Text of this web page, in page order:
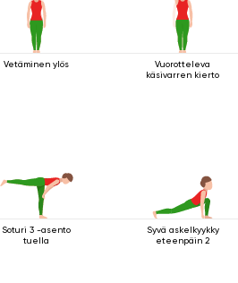
Vetäminen ylös
Vuorotteleva
käsivarren kierto
Soturi 3 -asento
tuella
Syvä askelkyykky
eteenpäin 2